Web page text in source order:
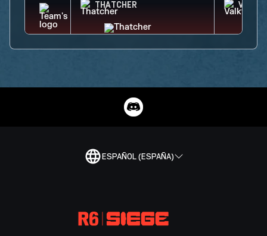
THATCHER
ESPAÑOL (ESPAÑA)